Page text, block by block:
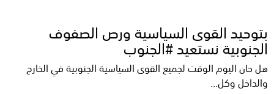
بتوحيد القوى السياسية ورص الصفوف
الجنوبية نستعيد #الجنوب
هل حان اليوم الوقت لجميع القوى السياسية الجنوبية في الخارج
والداخل وكل...